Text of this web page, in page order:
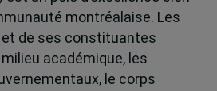
montréalaise. Les
et de ses constituantes
académique, les
le corps